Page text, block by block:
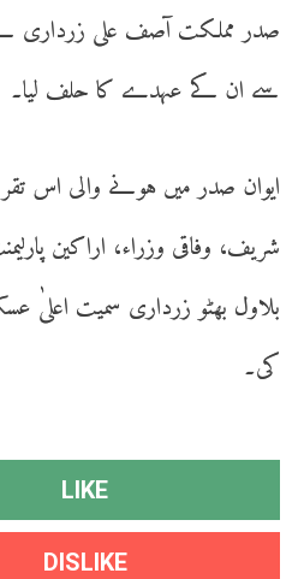
صدر مملکت آصف علی زرداری
سے ان کے عہدے کا حلف لیا۔
ایوان صدر میں ہونے والی اس
شریف، وفاقی وزراء، اراکین
بلاول بھٹو زرداری سمیت
کی۔
LIKE
DISLIKE